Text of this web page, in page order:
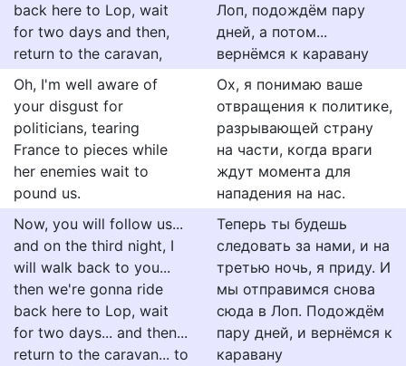
back here to Lop, wait
for two days and then,
return to the caravan,
Лоп, подождём пару
дней, а потом...
вернёмся к каравану
Oh, I'm well aware of
your disgust for
politicians, tearing
France to pieces while
her enemies wait to
pound us.
Ох, я понимаю ваше
отвращения к политике,
разрывающей страну
на части, когда враги
ждут момента для
нападения на нас.
Now, you will follow us...
and on the third night, I
will walk back to you...
then we're gonna ride
back here to Lop, wait
for two days... and then...
return to the caravan... to
Теперь ты будешь
следовать за нами, и на
третью ночь, я приду. И
мы отправимся снова
сюда в Лоп. Подождём
пару дней, и вернёмся к
каравану